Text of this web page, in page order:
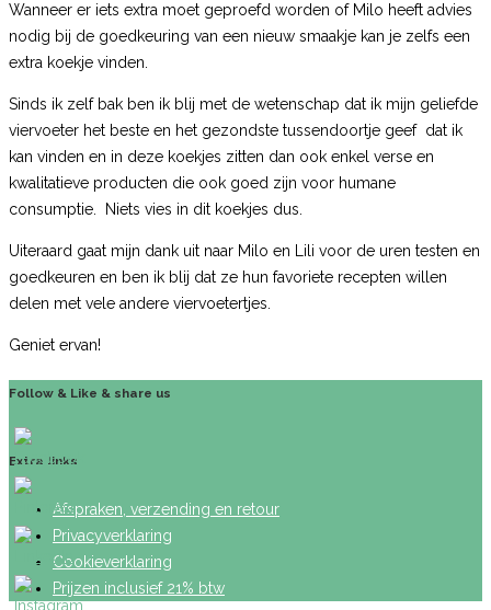
Wanneer er iets extra moet geproefd worden of Milo heeft advies
nodig bij de goedkeuring van een nieuw smaakje kan je zelfs een
extra koekje vinden.
Sinds ik zelf bak ben ik blij met de wetenschap dat ik mijn geliefde
viervoeter het beste en het gezondste tussendoortje geef dat ik
kan vinden en in deze koekjes zitten dan ook enkel verse en
kwalitatieve producten die ook goed zijn voor humane
consumptie. Niets vies in dit koekjes dus.
Uiteraard gaat mijn dank uit naar Milo en Lili voor de uren testen en
goedkeuren en ben ik blij dat ze hun favoriete recepten willen
delen met vele andere viervoetertjes.
Geniet ervan!
Follow & Like & share us
Extra links
Afspraken, verzending en retour
Privacyverklaring
Cookieverklaring
Prijzen inclusief 21% btw